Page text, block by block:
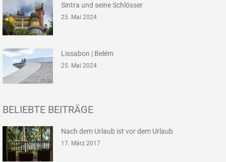
Sintra und seine Schlösser
25. Mai 2024
Lissabon | Belém
25. Mai 2024
BELIEBTE BEITRÄGE
Nach dem Urlaub ist vor dem Urlaub
17. März 2017